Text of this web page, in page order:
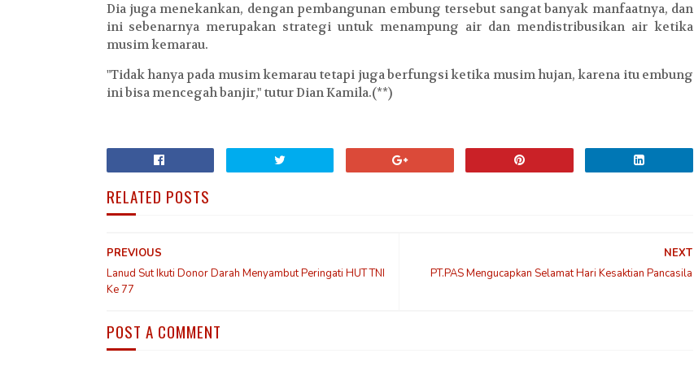
Dia juga menekankan, dengan pembangunan embung tersebut sangat banyak manfaatnya, dan
ini sebenarnya merupakan strategi untuk menampung air dan mendistribusikan air ketika
musim kemarau.
"Tidak hanya pada musim kemarau tetapi juga berfungsi ketika musim hujan, karena itu embung
ini bisa mencegah banjir," tutur Dian Kamila.(**)
RELATED POSTS
NEXT
PT.PAS Mengucapkan Selamat Hari Kesaktian Pancasila
PREVIOUS
Lanud Sut Ikuti Donor Darah Menyambut Peringati HUT TNI
Ke 77
POST A COMMENT